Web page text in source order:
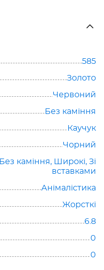
585
Золото
Червоний
Без каміння
Каучук
Чорний
Без каміння, Широкі, Зі
вставками
Анімалістика
Жорсткі
6.8
0
0